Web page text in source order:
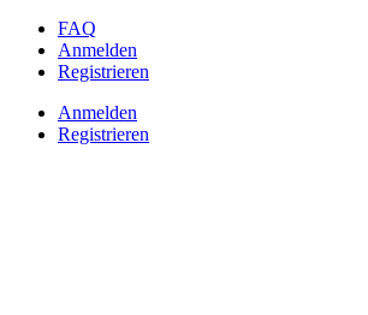
FAQ
Anmelden
Registrieren
Anmelden
Registrieren